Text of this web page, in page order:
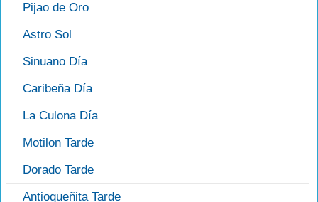
Pijao de Oro
Astro Sol
Sinuano Día
Caribeña Día
La Culona Día
Motilon Tarde
Dorado Tarde
Antioqueñita Tarde